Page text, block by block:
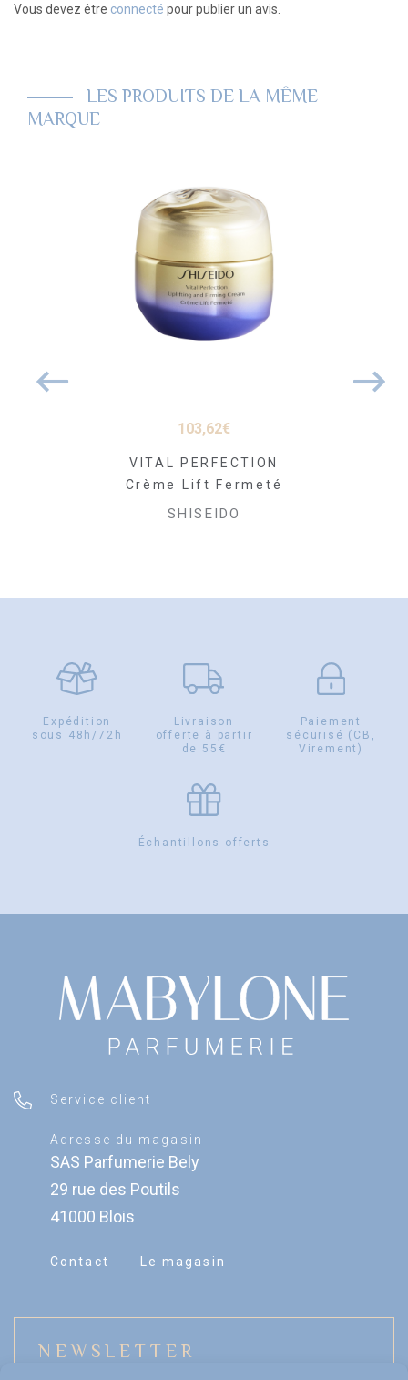
Vous devez être connecté pour publier un avis.
LES PRODUITS DE LA MÊME
MARQUE
103,62€
VITAL PERFECTION
Crème Lift Fermeté
SHISEIDO
Expédition
sous 48h/72h
Livraison
offerte à partir
de 55€
Paiement
sécurisé (CB,
Virement)
Échantillons offerts
Service client
Adresse du magasin
SAS Parfumerie Bely
29 rue des Poutils
41000 Blois
Contact Le magasin
NEWSLETTER